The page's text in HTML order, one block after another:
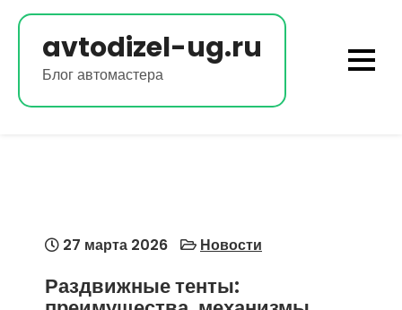
Перейти
содержимомуavtodizel-ug.ru
Блог автомастера
27 марта 2026 Новости
Раздвижные тенты: